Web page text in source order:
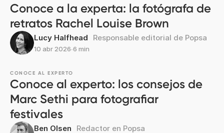
Conoce a la experta: la fotógrafa de
retratos Rachel Louise Brown
Lucy Halfhead Responsable editorial de Popsa
10 abr 2026∙6 min
CONOCE AL EXPERTO
Conoce al experto: los consejos de
Marc Sethi para fotografiar
festivales
Ben Olsen Redactor en Popsa